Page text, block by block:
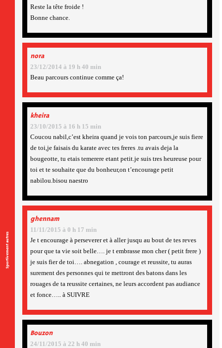
Sportivement autres
Reste la tête froide !
Bonne chance.
nora
23/12/2014 à 19 h 40 min
Beau parcours continue comme ça!
kheira
23/10/2015 à 16 h 15 min
Coucou nabil,c’est kheira quand je vois ton parcours,je suis fiere
de toi,je faisais du karate avec tes freres .tu avais deja la
bougeotte, tu etais temerere etant petit.je suis tres heureuse pour
toi et te souhaite que du bonheur,on t’encourage petit
nabilou.bisou naestro
ghennam
11/11/2015 à 0 h 17 min
Je t encourage à perseverer et à aller jusqu au bout de tes reves
pour que ta vie soit belle…. je t embrasse mon cher ( petit frere )
je suis fier de toi…. abnegation , courage et reussite, tu auras
surement des personnes qui te mettront des batons dans les
rouages de ta reussite certaines, ne leurs accordent pas audiance
et fonce….. à SUIVRE
Bouzon
24/11/2015 à 22 h 40 min